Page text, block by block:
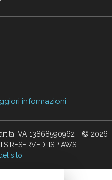
informazioni
IVA 13868590962 - © 2026
RESERVED. ISP AWS
sito